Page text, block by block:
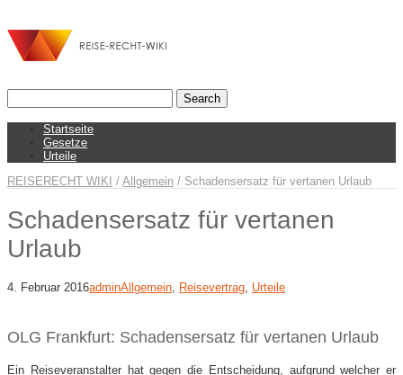
Startseite
Gesetze
Urteile
REISERECHT WIKI / Allgemein / Schadensersatz für vertanen Urlaub
Schadensersatz für vertanen
Urlaub
4. Februar 2016adminAllgemein Reisevertrag Urteile
OLG Frankfurt: Schadensersatz für vertanen Urlaub
Ein Reiseveranstalter hat gegen die Entscheidung, aufgrund welcher er